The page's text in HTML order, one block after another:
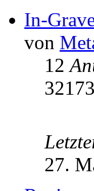
In-
von
12
32173
27.